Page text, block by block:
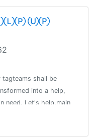
ⓊⓅ
tagteams shall be
into a help,
need. Let's help.main
.